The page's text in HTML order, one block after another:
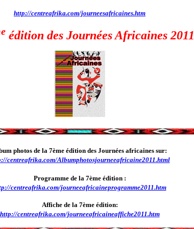
http://centreafrika.com/journeesafricaines.htm
édition des Journées Africaines 2011
photos de la 7ème édition des Journées africaines sur:
centreafrika.com/Albumphotosjourneeafricaine2011.html
Programme de la 7ème édition :
centreafrika.com/journeeafricaineprogramme2011.htm
Affiche de la 7ème édition:
http://centreafrika.com/journeeafricaineaffiche2011.htm